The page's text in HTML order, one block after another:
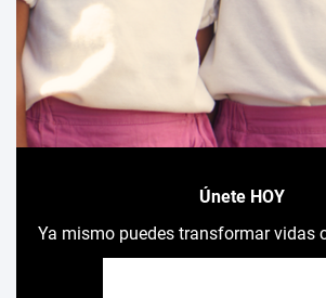
Únete HOY
Ya mismo puedes transformar vidas